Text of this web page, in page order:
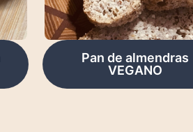
Pan de almendras
VEGANO